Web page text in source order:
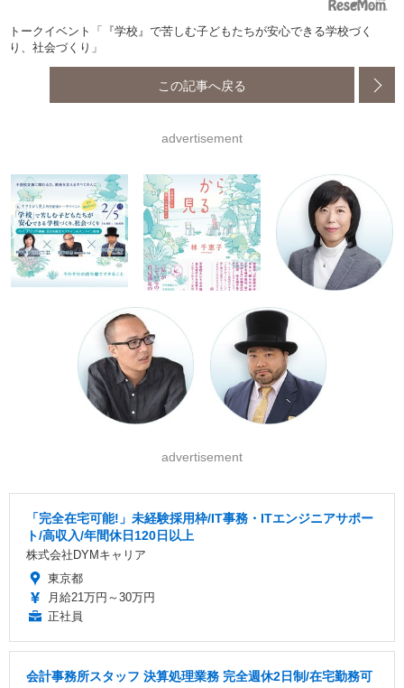
トークイベント「『学校』で苦しむ子どもたちが安心できる学校づく
り、社会づくり」
この記事へ戻る
advertisement
advertisement
「完全在宅可能!」未経験採用枠/IT事務・ITエンジニアサポー
ト/高収入/年間休日120日以上
株式会社DYMキャリア
東京都
月給21万円～30万円
正社員
会計事務所スタッフ 決算処理業務 完全週休2日制/在宅勤務可